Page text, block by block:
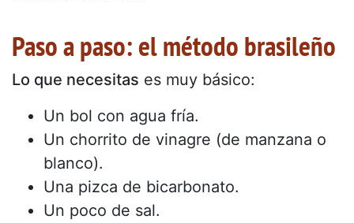
Paso a paso: el método brasileño
Lo que necesitas es muy básico:
Un bol con agua fría.
Un chorrito de vinagre (de manzana o
blanco).
Una pizca de bicarbonato.
Un poco de sal.